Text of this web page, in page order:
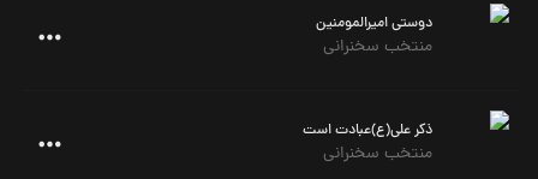
دوستی امیرالمومنین
منتخب سخنرانی
ذکر علی(ع)عبادت است
منتخب سخنرانی